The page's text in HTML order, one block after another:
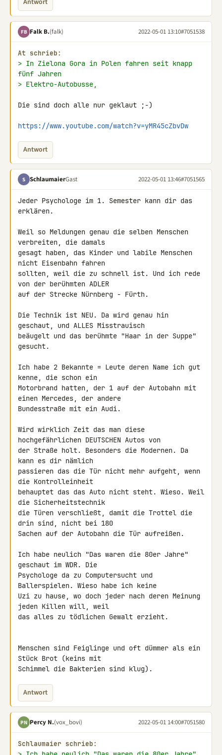
Antwort
FB Falk B.(falk) 2022-05-01 13:10#7051538
At schrieb:
> In Zielona Gora in Polen fahren seit knapp
fünf Jahren
> Elektro-Autobusse,
Die sind doch alle nur geklaut ;-)
https://www.youtube.com/watch?v=yMR45cZbvDw
Antwort
S SchlaumaierGast 2022-05-01 13:46#7051565
Jeder Psychologe im 1. Semester kann dir das
erklären.
Weil so Meldungen genau die selben Menschen
verbreiten, die damals
gesagt haben, das Kinder und labile Menschen
nicht Eisenbahn fahren
sollten, weil die zu schnell ist. Und ich rede
von der berühmten ADLER
auf der Strecke Nürnberg - Fürth.
Die Technik ist NEU. Da wird genau hin
geschaut, und ALLES Misstrauisch
beäugelt und das berühmte "Haar in der Suppe"
gesucht.
Ich habe 2 Bekannte = Leute deren Name ich gut
kenne, die schon ein
Motorbrand hatten, der 1 auf der Autobahn mit
einen Mercedes, der andere
Bundesstraße mit ein Audi.
Wird wirklich Zeit das man diese
hochgefährlichen DEUTSCHEN Autos von
der Straße holt. Besonders die Modernen. Da
kann es dir nämlich
passieren das die Tür nicht mehr aufgeht, wenn
die Kontrolleinheit
behauptet das das Auto nicht steht. Wieso. Weil
die Sicherheitstechnik
die Türen verschließt, damit die Trottel die
drin sind, nicht bei 180
Sachen auf der Autobahn die Tür aufreißen.
Ich habe neulich "Das waren die 80er Jahre"
geschaut im WDR. Die
Psychologe da zu Computersucht und
Ballerspielen. Wieso habe ich keine
Uzi zu hause, wo doch jeder nach deren Meinung
jeden Killen will, weil
das alles zu tödlichen Gewalt erzieht.
Menschen sind Feiglinge und oft dümmer als ein
Stück Brot (keins mit
Schimmel die Bakterien sind klug).
Antwort
PN Percy N.(vox_bovi) 2022-05-01 14:00#7051580
Schlaumaier schrieb: